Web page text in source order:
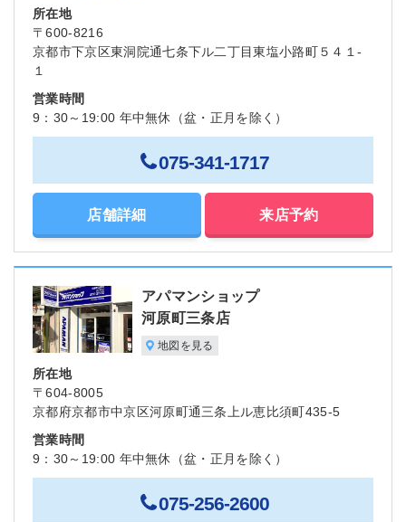
所在地
〒600-8216
京都市下京区東洞院通七条下ル二丁目東塩小路町５４１-
１
営業時間
9：30～19:00 年中無休（盆・正月を除く）
075-341-1717
店舗詳細 来店予約
アパマンショップ
河原町三条店
地図を見る
所在地
〒604-8005
京都府京都市中京区河原町通三条上ル恵比須町435-5
営業時間
9：30～19:00 年中無休（盆・正月を除く）
075-256-2600